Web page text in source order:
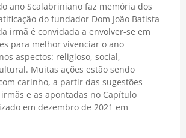
ano Scalabriniano faz memória dos
do fundador Dom João Batista
irmã é convidada a envolver-se em
para melhor vivenciar o ano
aspectos: religioso, social,
Muitas ações estão sendo
carinho, a partir das sugestões
e as apontadas no Capítulo
em dezembro de 2021 em